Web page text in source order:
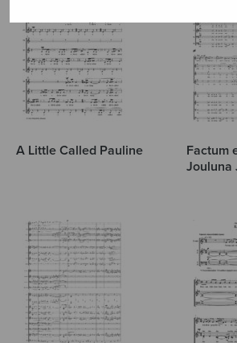
A Little Called Pauline
Factum
Jouluna